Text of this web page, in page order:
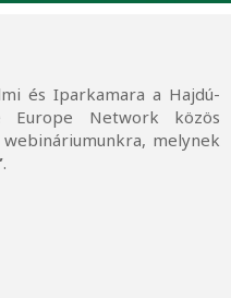
és Iparkamara a Hajdú-
Europe Network közös
melynek
.